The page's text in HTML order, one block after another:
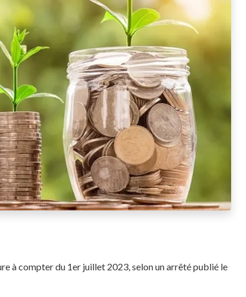
à compter du 1er juillet 2023, selon un arrêté publié le